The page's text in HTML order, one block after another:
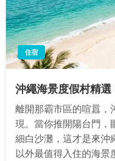
住宿
沖繩海景度假村精
離開那霸市區的喧囂，
現。當你推開陽台門，
細白沙灘，這才是來沖
以外最值得入住的海景